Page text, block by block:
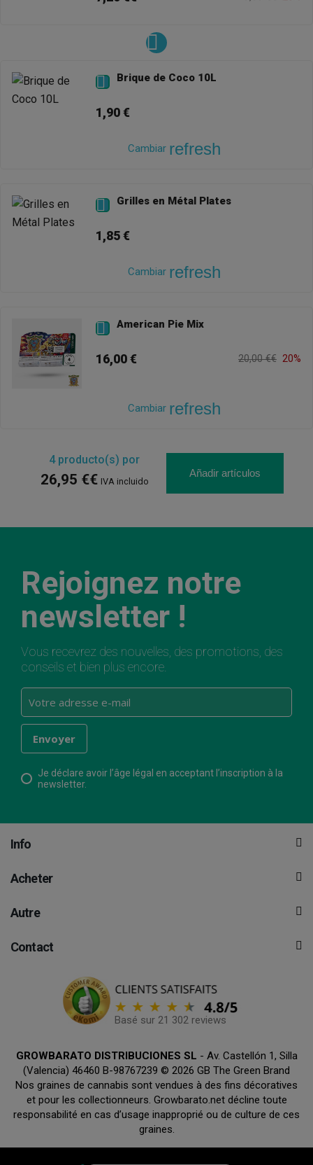
 Brique de Coco 10L
1,90 €
Cambiar refresh
 Grilles en Métal Plates
1,85 €
Cambiar refresh
 American Pie Mix
16,00 € 20,00 €€ 20%
Cambiar refresh
4producto(s) por
26,95 €€ IVA incluido
Añadir artículos
Rejoignez notre
newsletter !
Vous recevrez des nouvelles, des promotions, des
conseils et bien plus encore.
Je déclare avoir l’âge légal en acceptant l’inscription à la
newsletter.
Info
Acheter
Autre
Contact
Basé sur 21 302 reviews
GROWBARATO DISTRIBUCIONES SL - Av. Castellón 1, Silla
(Valencia) 46460 B-98767239 © 2026 GB The Green Brand
Nos graines de cannabis sont vendues à des fins décoratives
et pour les collectionneurs. Growbarato.net décline toute
responsabilité en cas d’usage inapproprié ou de culture de ces
graines.